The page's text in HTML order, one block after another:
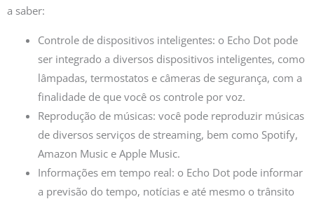
a saber:
Controle de dispositivos inteligentes: o Echo Dot pode
ser integrado a diversos dispositivos inteligentes, como
lâmpadas, termostatos e câmeras de segurança, com a
finalidade de que você os controle por voz.
Reprodução de músicas: você pode reproduzir músicas
de diversos serviços de streaming, bem como Spotify,
Amazon Music e Apple Music.
Informações em tempo real: o Echo Dot pode informar
a previsão do tempo, notícias e até mesmo o trânsito